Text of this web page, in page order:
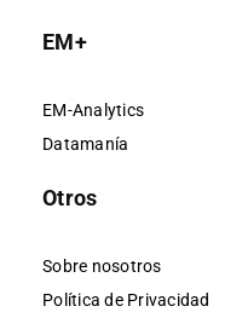
EM+
EM-Analytics
Datamanía
Otros
Sobre nosotros
Política de Privacidad